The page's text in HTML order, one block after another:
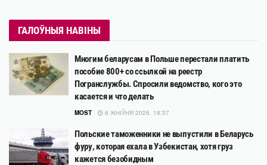
ГАЛОЎНЫЯ НАВІНЫ
Многим беларусам в Польше перестали платить
пособие 800+ со ссылкой на реестр
Погранслужбы. Спросили ведомство, кого это
касается и что делать
MOST 6 ЖНІЎНЯ 2026, 18:37
Польские таможенники не выпустили в Беларусь
фуру, которая ехала в Узбекистан, хотя груз
кажется безобидным